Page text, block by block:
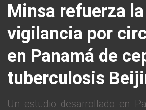
Minsa refuerza la
vigilancia por
en Panamá de
tuberculosis
Un estudio desarrollado en